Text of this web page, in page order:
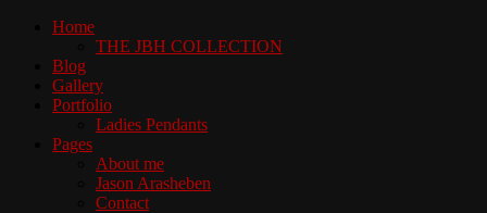
Home
THE JBH COLLECTION
Blog
Gallery
Portfolio
Ladies Pendants
Pages
About me
Jason Arasheben
Contact